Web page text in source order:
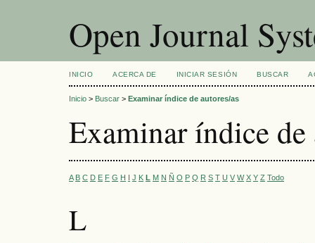
Open Journal
INICIO ACERCA DE INICIAR SESIÓN BUSCAR
Inicio > Buscar > Examinar índice de autores/as
Examinar índice de
A B C D E F G H I J K L M N Ñ O P Q R S T U V W X Y Z Todo
L